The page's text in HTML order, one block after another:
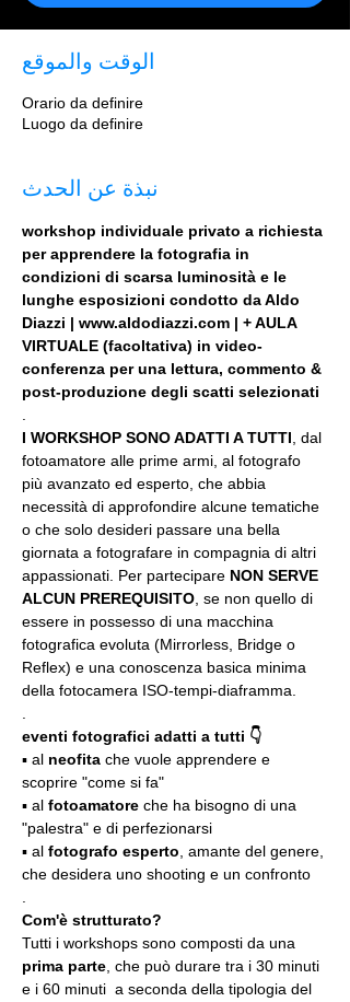
الوقت والموقع
Orario da definire
Luogo da definire
نبذة عن الحدث
workshop individuale privato a richiesta
per apprendere la fotografia in
condizioni di scarsa luminosità e le
lunghe esposizioni condotto da Aldo
Diazzi | www.aldodiazzi.com | + AULA
VIRTUALE (facoltativa) in video-
conferenza per una lettura, commento &
post-produzione degli scatti selezionati
I WORKSHOP SONO ADATTI A TUTTI , dal
fotoamatore alle prime armi, al fotografo
più avanzato ed esperto, che abbia
necessità di approfondire alcune tematiche
o che solo desideri passare una bella
giornata a fotografare in compagnia di altri
appassionati. Per partecipare NON SERVE
ALCUN PREREQUISITO , se non quello di
essere in possesso di una macchina
fotografica evoluta (Mirrorless, Bridge o
Reflex) e una conoscenza basica minima
della fotocamera ISO-tempi-diaframma.
eventi fotografici adatti a tutti 👇
▪️ al neofita che vuole apprendere e
scoprire "come si fa"
▪️ al fotoamatore che ha bisogno di una
"palestra" e di perfezionarsi
▪️ al fotografo esperto , amante del genere,
che desidera uno shooting e un confronto
Com'è strutturato?
Tutti i workshops sono composti da una
prima parte , che può durare tra i 30 minuti
e i 60 minuti  a seconda della tipologia del